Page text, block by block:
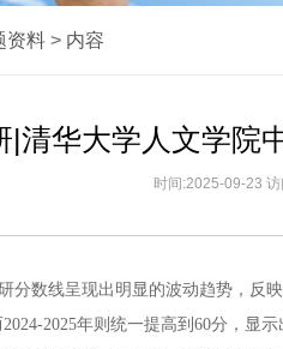
资料 > 内容
|清华大学人文学院
时间:2025-09-23
分数线呈现出明显的波动趋势，反
2025年则统一提高到60分，